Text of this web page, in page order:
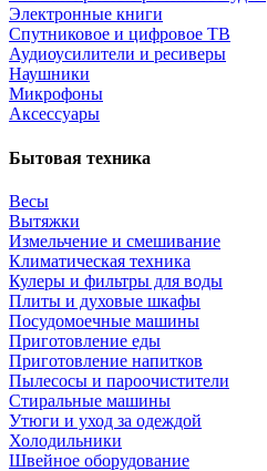
Электронные книги
Спутниковое и цифровое ТВ
Аудиоусилители и ресиверы
Наушники
Микрофоны
Аксессуары
Бытовая техника
Весы
Вытяжки
Измельчение и смешивание
Климатическая техника
Кулеры и фильтры для воды
Плиты и духовые шкафы
Посудомоечные машины
Приготовление еды
Приготовление напитков
Пылесосы и пароочистители
Стиральные машины
Утюги и уход за одеждой
Холодильники
Швейное оборудование